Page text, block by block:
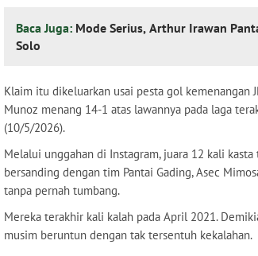
Baca Juga: Mode Serius, Arthur Irawan
Solo
Klaim itu dikeluarkan usai pesta gol kemenangan
Munoz menang 14-1 atas lawannya pada laga
(10/5/2026).
Melalui unggahan di Instagram, juara 12 kali
bersanding dengan tim Pantai Gading, Asec
tanpa pernah tumbang.
Mereka terakhir kali kalah pada April 2021.
musim beruntun dengan tak tersentuh kekalahan.